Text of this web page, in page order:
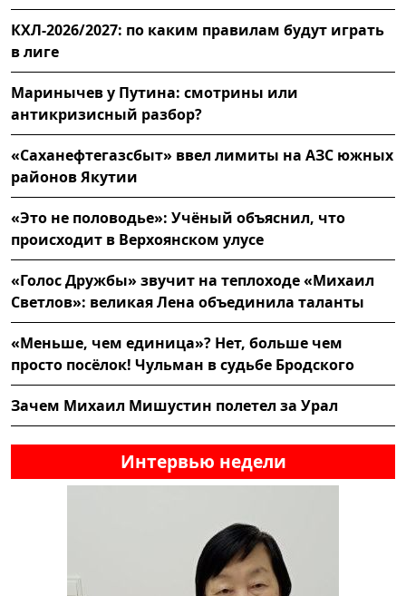
КХЛ-2026/2027: по каким правилам будут играть
в лиге
Маринычев у Путина: смотрины или
антикризисный разбор?
«Саханефтегазсбыт» ввел лимиты на АЗС южных
районов Якутии
«Это не половодье»: Учёный объяснил, что
происходит в Верхоянском улусе
«Голос Дружбы» звучит на теплоходе «Михаил
Светлов»: великая Лена объединила таланты
«Меньше, чем единица»? Нет, больше чем
просто посёлок! Чульман в судьбе Бродского
Зачем Михаил Мишустин полетел за Урал
Интервью недели